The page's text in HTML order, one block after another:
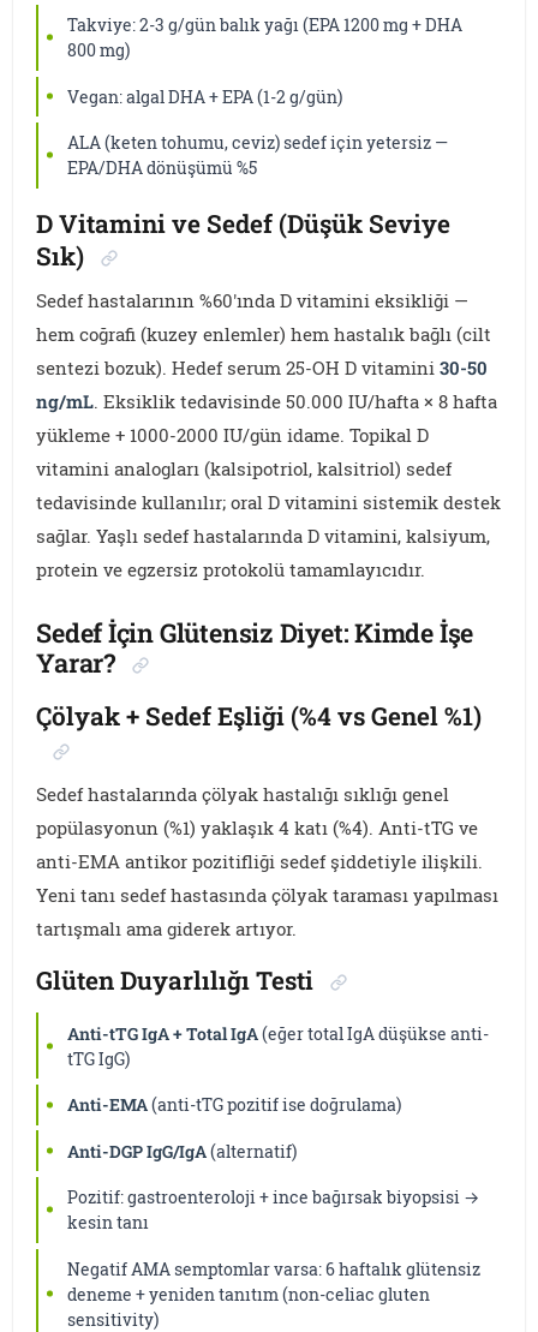
Takviye: 2-3 g/gün balık yağı (EPA 1200 mg + DHA
800 mg)
Vegan: algal DHA + EPA (1-2 g/gün)
ALA (keten tohumu, ceviz) sedef için yetersiz —
EPA/DHA dönüşümü %5
D Vitamini ve Sedef (Düşük Seviye
Sık)
Sedef hastalarının %60'ında D vitamini eksikliği —
hem coğrafi (kuzey enlemler) hem hastalık bağlı (cilt
sentezi bozuk). Hedef serum 25-OH D vitamini30-50
ng/mL. Eksiklik tedavisinde 50.000 IU/hafta × 8 hafta
yükleme + 1000-2000 IU/gün idame. Topikal D
vitamini analogları (kalsipotriol, kalsitriol) sedef
tedavisinde kullanılır; oral D vitamini sistemik destek
sağlar. Yaşlı sedef hastalarında D vitamini, kalsiyum,
protein ve egzersiz protokolü tamamlayıcıdır.
Sedef İçin Glütensiz Diyet: Kimde İşe
Yarar?
Çölyak + Sedef Eşliği (%4 vs Genel %1)
Sedef hastalarında çölyak hastalığı sıklığı genel
popülasyonun (%1) yaklaşık 4 katı (%4). Anti-tTG ve
anti-EMA antikor pozitifliği sedef şiddetiyle ilişkili.
Yeni tanı sedef hastasında çölyak taraması yapılması
tartışmalı ama giderek artıyor.
Glüten Duyarlılığı Testi
Anti-tTG IgA + Total IgA(eğer total IgA düşükse anti-
tTG IgG)
Anti-EMA(anti-tTG pozitif ise doğrulama)
Anti-DGP IgG/IgA(alternatif)
Pozitif: gastroenteroloji + ince bağırsak biyopsisi →
kesin tanı
Negatif AMA semptomlar varsa: 6 haftalık glütensiz
deneme + yeniden tanıtım (non-celiac gluten
sensitivity)